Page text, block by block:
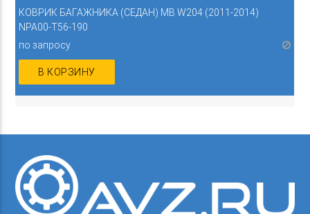
КОВРИК БАГАЖНИКА (СЕДАН) MB W204 (2011-2014)
NPA00-T56-190
по запросу
В КОРЗИНУ